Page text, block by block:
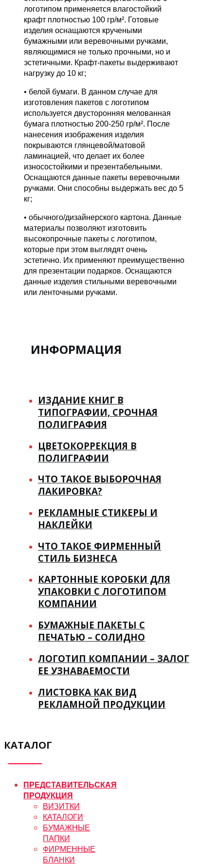
логотипом применяется влагостойкий
крафт плотностью 100 гр/м². Готовые
изделия оснащаются кручеными
бумажными или веревочными ручками,
являющимися не только прочными, но и
эстетичными. Крафт-пакеты выдерживают
нагрузку до 10 кг;
• белой бумаги. В данном случае для
изготовления пакетов с логотипом
используется двусторонняя мелованная
бумага плотностью 200-250 гр/м². После
нанесения изображения изделия
покрываются глянцевой/матовой
ламинацией, что делает их более
износостойкими и презентабельными.
Оснащаются данные пакеты веревочными
ручками. Они способны выдержать вес до 5
кг;
• обычного/дизайнерского картона. Данные
материалы позволяют изготовить
высокопрочные пакеты с логотипом,
которые при этом выглядят очень
эстетично. Их применяют преимущественно
для презентации подарков. Оснащаются
данные изделия стильными веревочными
или ленточными ручками.
ИНФОРМАЦИЯ
ИЗДАНИЕ КНИГ В
ТИПОГРАФИИ, СРОЧНАЯ
ПОЛИГРАФИЯ
ЦВЕТОКОРРЕКЦИЯ В
ПОЛИГРАФИИ
ЧТО ТАКОЕ ВЫБОРОЧНАЯ
ЛАКИРОВКА?
РЕКЛАМНЫЕ СТИКЕРЫ И
НАКЛЕЙКИ
ЧТО ТАКОЕ ФИРМЕННЫЙ
СТИЛЬ БИЗНЕСА
КАРТОННЫЕ КОРОБКИ ДЛЯ
УПАКОВКИ С ЛОГОТИПОМ
КОМПАНИИ
БУМАЖНЫЕ ПАКЕТЫ С
ПЕЧАТЬЮ – СОЛИДНО
ЛОГОТИП КОМПАНИИ – ЗАЛОГ
ЕЕ УЗНАВАЕМОСТИ
ЛИСТОВКА КАК ВИД
РЕКЛАМНОЙ ПРОДУКЦИИ
КАТАЛОГ
ПРЕДСТАВИТЕЛЬСКАЯ
ПРОДУКЦИЯ
ВИЗИТКИ
КАТАЛОГИ
БУМАЖНЫЕ
ПАПКИ
ФИРМЕННЫЕ
БЛАНКИ